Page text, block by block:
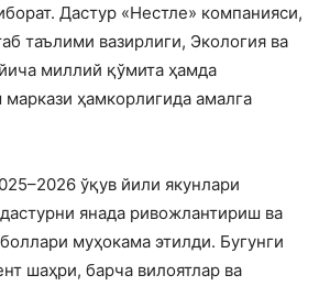
Дастур «Нестле» компанияси,
таълими вазирлиги, Экология ва
миллий қўмита ҳамда
ҳамкорлигида амалга
ўқув йили якунлари
янада ривожлантириш ва
муҳокама этилди. Бугунги
шаҳри, барча вилоятлар ва